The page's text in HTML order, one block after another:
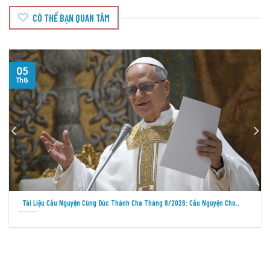
CÓ THỂ BẠN QUAN TÂM
Tài Liệu Cầu Nguyện Cùng Đức Thánh Cha Tháng 8/2026: Cầu Nguyện Cho..
05
Th8